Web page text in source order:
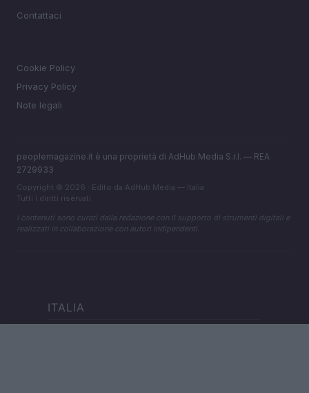
Contattaci
Cookie Policy
Privacy Policy
Note legali
peoplemagazine.it è una proprietà di AdHub Media S.r.l. — REA
2729933
Copyright © 2026 · Edito da AdHub Media — Italia
Tutti i diritti riservati
I contenuti sono curati dalla redazione con il supporto di strumenti digitali e
realizzati in collaborazione con autori indipendenti.
ITALIA